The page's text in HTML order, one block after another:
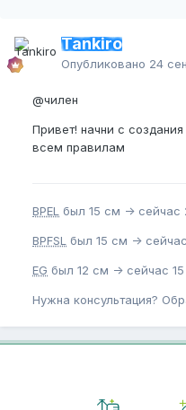
Tankiro
Опубликовано 24
@чилен
Привет! начни с
всем правилам
BPEL был 15 см -> сейчас
BPFSL был 15 см ->
EG был 12 см -> сейчас
Нужна консультация?